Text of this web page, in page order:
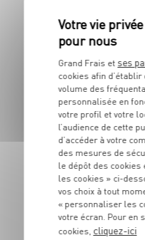
Grand Frais et ses
cookies afin
volume des
personnalisée en
votre profil et votre
l’audience de cette
d’accéder à votre
des mesures de
le dépôt des cookies
les cookies » ci-
vos choix à tout
« personnaliser les
votre écran. Pour en
cookies, cliquez-ici